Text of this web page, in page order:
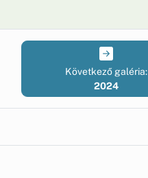
Következő galéria:
2024